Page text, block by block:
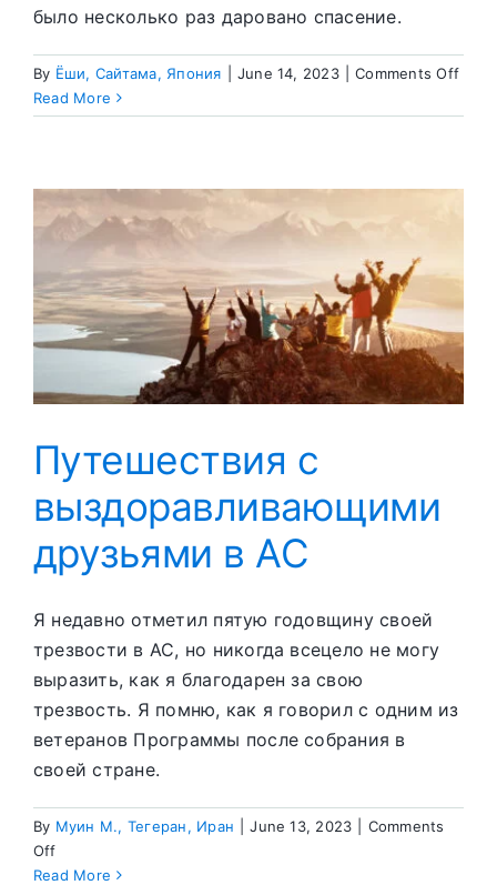
было несколько раз даровано спасение.
By Ёши, Сайтама, Япония June 14, 2023 Comments Offon
путь
Read More
Путешествия с
выздоравливающими
друзьями в АС
Я недавно отметил пятую годовщину своей
трезвости в АС, но никогда всецело не могу
выразить, как я благодарен за свою
трезвость. Я помню, как я говорил с одним из
ветеранов Программы после собрания в
своей стране.
By Муин М., Тегеран, Иран June 13, 2023
Comments
Offon
Путешествия
Read More